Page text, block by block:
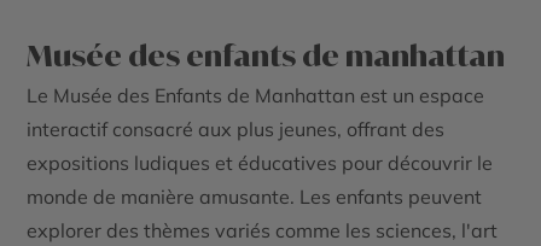
Musée des enfants de manhattan
Le Musée des Enfants de Manhattan est un espace
interactif consacré aux plus jeunes, offrant des
expositions ludiques et éducatives pour découvrir le
monde de manière amusante. Les enfants peuvent
explorer des thèmes variés comme les sciences, l'art